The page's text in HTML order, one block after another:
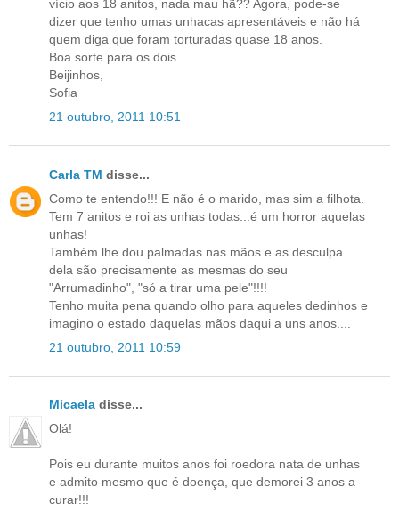
vício aos 18 anitos, nada mau hã?? Agora, pode-se
dizer que tenho umas unhacas apresentáveis e não há
quem diga que foram torturadas quase 18 anos.
Boa sorte para os dois.
Beijinhos,
Sofia
21 outubro, 2011 10:51
Carla TM disse...
Como te entendo!!! E não é o marido, mas sim a filhota.
Tem 7 anitos e roi as unhas todas...é um horror aquelas
unhas!
Também lhe dou palmadas nas mãos e as desculpa
dela são precisamente as mesmas do seu
"Arrumadinho", "só a tirar uma pele"!!!!
Tenho muita pena quando olho para aqueles dedinhos e
imagino o estado daquelas mãos daqui a uns anos....
21 outubro, 2011 10:59
Micaela disse...
Olá!
Pois eu durante muitos anos foi roedora nata de unhas
e admito mesmo que é doença, que demorei 3 anos a
curar!!!